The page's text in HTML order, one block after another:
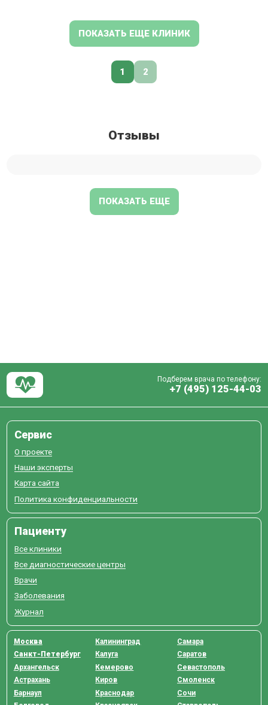
ПОКАЗАТЬ ЕЩЕ КЛИНИК
1 2
Отзывы
ПОКАЗАТЬ ЕЩЕ
Подберем врача по телефону:
+7 (495) 125-44-03
Сервис
О проекте
Наши эксперты
Карта сайта
Политика конфиденциальности
Пациенту
Все клиники
Все диагностические центры
Врачи
Заболевания
Журнал
Москва
Санкт-Петербург
Архангельск
Астрахань
Барнаул
Калининград
Калуга
Кемерово
Киров
Краснодар
Самара
Саратов
Севастополь
Смоленск
Сочи